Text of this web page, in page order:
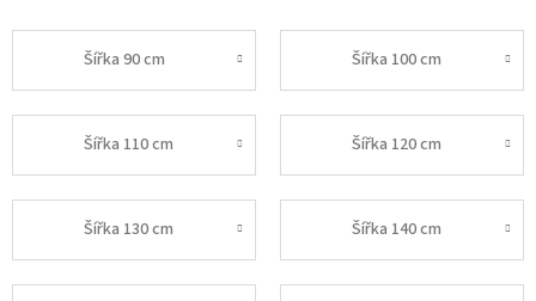
Šířka 90 cm Šířka 100 cm
Šířka 110 cm Šířka 120 cm
Šířka 130 cm Šířka 140 cm